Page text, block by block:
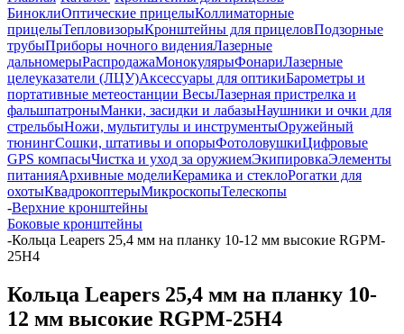
БиноклиОптические прицелыКоллиматорные
прицелыТепловизорыКронштейны для прицеловПодзорные
трубыПриборы ночного виденияЛазерные
дальномерыРаспродажаМонокулярыФонариЛазерные
целеуказатели (ЛЦУ)Аксессуары для оптикиБарометры и
портативные метеостанции ВесыЛазерная пристрелка и
фальшпатроныМанки, засидки и лабазыНаушники и очки для
стрельбыНожи, мультитулы и инструментыОружейный
тюнингСошки, штативы и опорыФотоловушкиЦифровые
GPS компасыЧистка и уход за оружиемЭкипировкаЭлементы
питанияАрхивные моделиКерамика и стеклоРогатки для
охотыКвадрокоптерыМикроскопыТелескопы
-Верхние кронштейны
Боковые кронштейны
-Кольца Leapers 25,4 мм на планку 10-12 мм высокие RGPM-
25H4
Кольца Leapers 25,4 мм на планку 10-
12 мм высокие RGPM-25H4